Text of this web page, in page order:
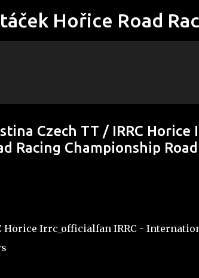
Hořice Road
Czech TT / IRRC
Racing Championship
Horice Irrc_officialfan IRRC -